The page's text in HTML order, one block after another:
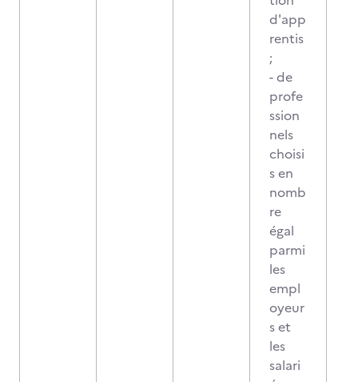
d'app
rentis
;
- de
profe
ssion
nels
choisi
s en
nomb
re
égal
parmi
les
empl
oyeur
s et
les
salari